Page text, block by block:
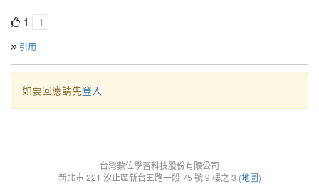
1 -1
引用
如要回應請先登入
台灣數位學習科技股份有限公司
新北市 221 汐止區新台五路一段 75 號 9 樓之 3 (地圖)